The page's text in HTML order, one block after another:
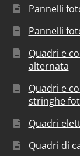
Pannelli
Pannelli
Quadri e
alternata
Quadri e
stringhe
Quadri
Quadri di